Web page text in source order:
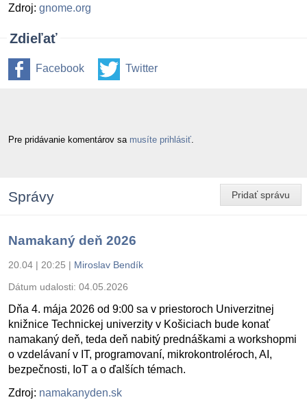
Zdroj: gnome.org
Zdieľať
Facebook Twitter
Pre pridávanie komentárov sa musíte prihlásiť
Pridať správu
Správy
Namakaný deň 2026
20.04 | 20:25 | Miroslav Bendík
Dátum udalosti: 04.05.2026
Dňa 4. mája 2026 od 9:00 sa v priestoroch Univerzitnej
knižnice Technickej univerzity v Košiciach bude konať
namakaný deň, teda deň nabitý prednáškami a workshopmi
o vzdelávaní v IT, programovaní, mikrokontroléroch, AI,
bezpečnosti, IoT a o ďalších témach.
Zdroj: namakanyden.sk